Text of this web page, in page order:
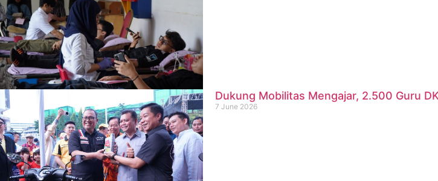
Dukung Mobilitas Mengajar, 2.500 Guru
7 June 2026